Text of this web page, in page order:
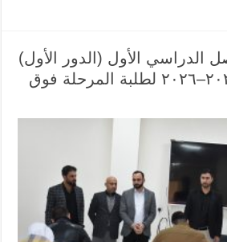
الدراسي الأول (الدور الأول)
للعام الدراسي ٢٠٢٥–٢٠٢٦ لطلبة المرحلة فوق